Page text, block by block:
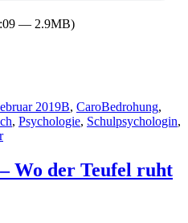
— 2.9MB)
2019B, CaroBedrohung,
, Psychologie, Schulpsychologin,
zu
Jenny
Blackhurst
Wo der Teufel ruht